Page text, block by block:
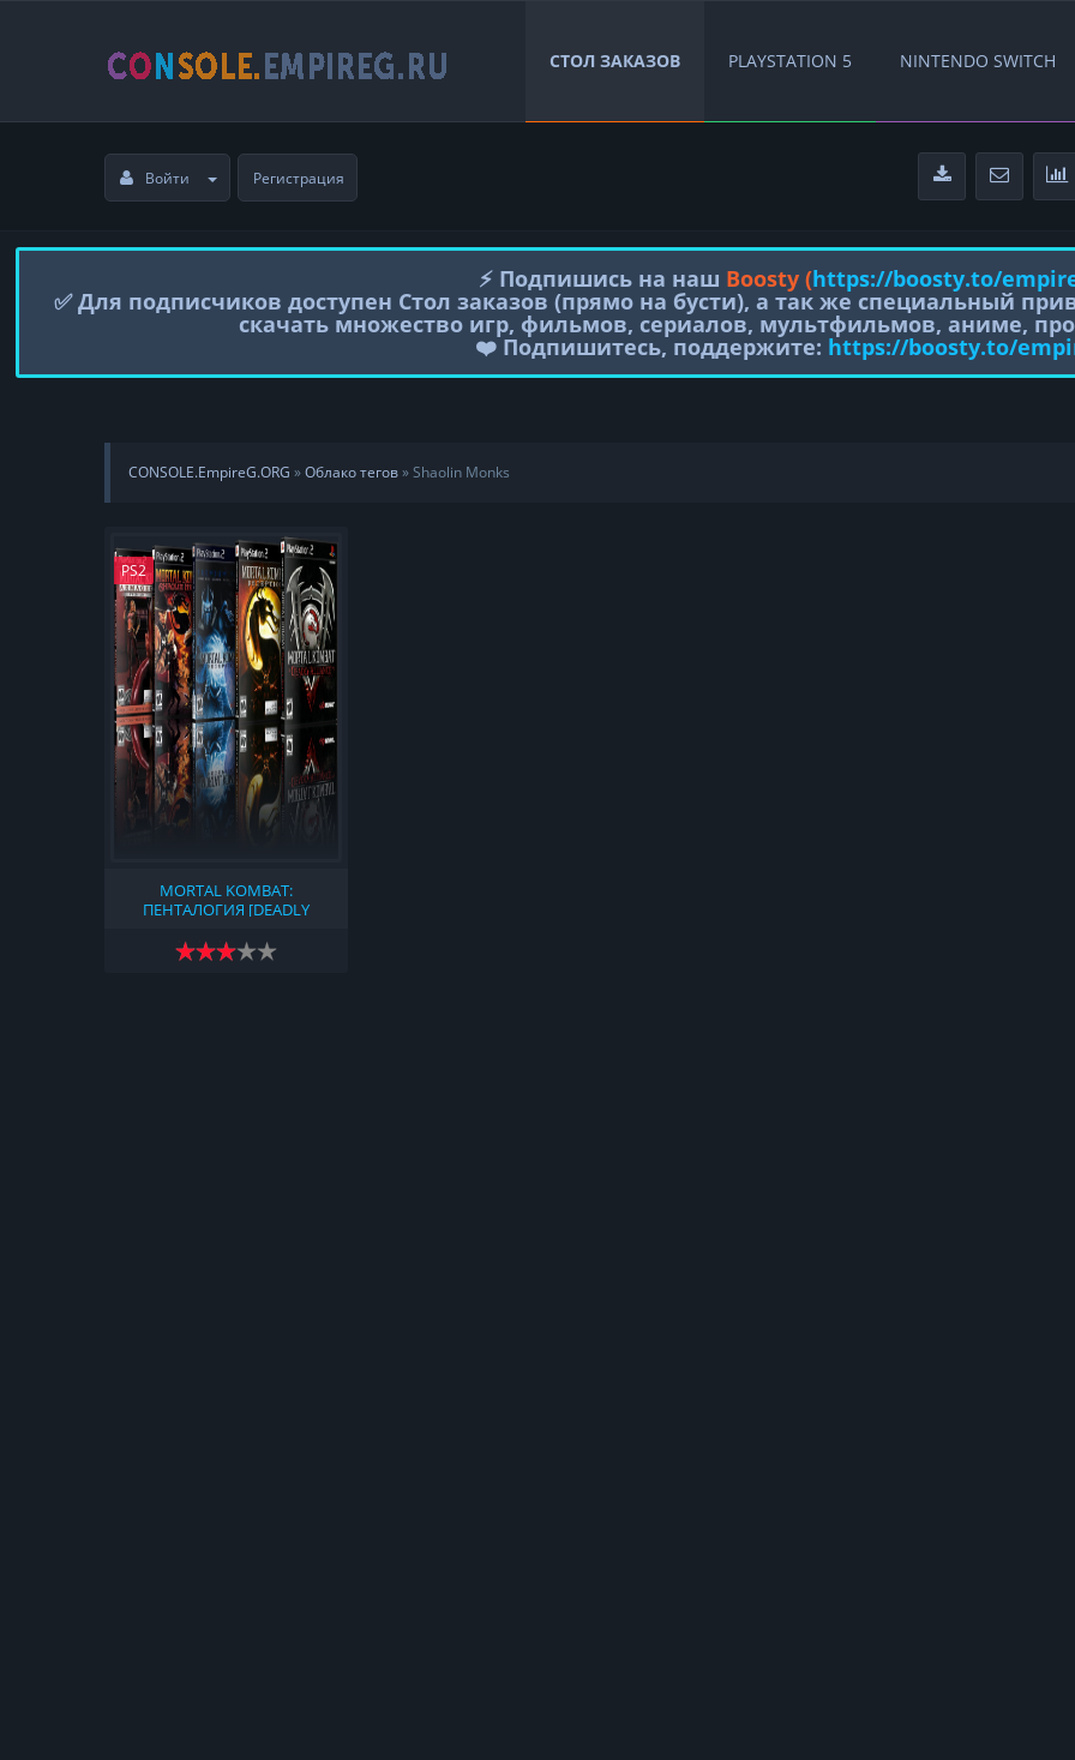
СТОЛ ЗАКАЗОВ PLAYSTATION 5 NINTENDO SWITCH
Войти Регистрация
⚡️ Подпишись на наш Boosty (https://boosty.to/
✅ Для подписчиков доступен Стол заказов (прямо на бусти), а так же специальный
скачать множество игр, фильмов, сериалов, мультфильмов, аниме,
❤️ Подпишитесь, поддержите: https://boosty.to/
CONSOLE.EmpireG.ORG »Облако тегов» Shaolin Monks
PS2
MORTAL KOMBAT:
ПЕНТАЛОГИЯ [DEADLY
(PREMIUM PACK) + BONUS
DVD, SHAOLIN MONKS,